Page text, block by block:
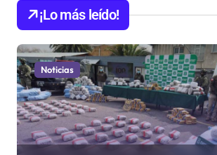
¡Lo más leído!
Noticias